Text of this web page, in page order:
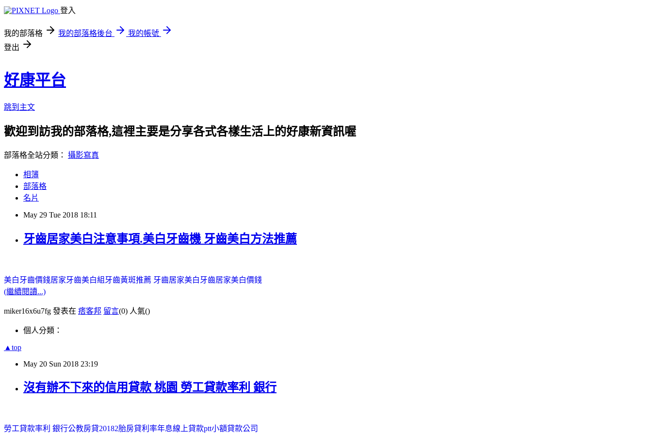
登入
我的部落格 我的部落格後台
我的帳號
登出
好康平台
跳到主文
歡迎到訪我的部落格,這裡主要是分享各式各樣生活上的好康新資訊喔
部落格全站分類： 攝影寫真
相簿
部落格
名片
May 29 Tue 2018 18:11
牙齒居家美白注意事項.美白牙齒機 牙齒美白方法推薦
美白牙齒價錢居家牙齒美白組 牙齒黃斑推薦 牙齒居家美白 牙齒居家美白價錢
(繼續閱讀...)
miker16x6u7fg 發表在 痞客邦 留言(0) 人氣()
個人分類：
▲top
May 20 Sun 2018 23:19
沒有辦不下來的信用貸款 桃園 勞工貸款率利 銀行
勞工貸款率利 銀行公教房貸20182胎房貸利率年息線上貸款ptt小額貸款公司